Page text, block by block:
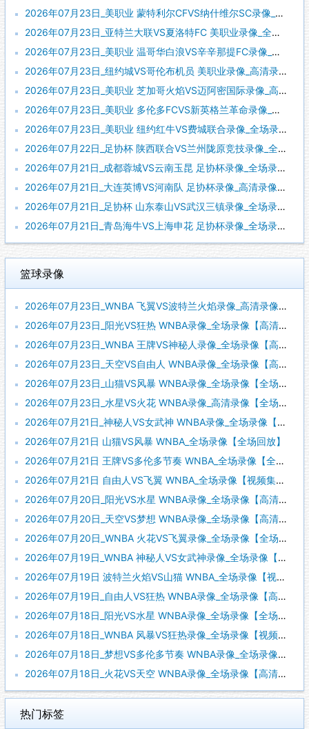
2026年07月23日_美职业 蒙特利尔CFVS纳什维尔SC录像_高清录像【全场回放】
2026年07月23日_亚特兰大联VS夏洛特FC 美职业录像_全场录像【高清回放】
2026年07月23日_美职业 温哥华白浪VS辛辛那提FC录像_高清录像【全场回放】
2026年07月23日_纽约城VS哥伦布机员 美职业录像_高清录像【全场回放】
2026年07月23日_美职业 芝加哥火焰VS迈阿密国际录像_高清录像【全场回放】
2026年07月23日_美职业 多伦多FCVS新英格兰革命录像_高清录像【全场回放】
2026年07月23日_美职业 纽约红牛VS费城联合录像_全场录像【全场回放】
2026年07月22日_足协杯 陕西联合VS兰州陇原竞技录像_全场录像【高清回放】
2026年07月21日_成都蓉城VS云南玉昆 足协杯录像_全场录像【视频集锦】
2026年07月21日_大连英博VS河南队 足协杯录像_高清录像【全场回放】
2026年07月21日_足协杯 山东泰山VS武汉三镇录像_全场录像【全场回放】
2026年07月21日_青岛海牛VS上海申花 足协杯录像_全场录像【全场回放】
篮球录像
2026年07月23日_WNBA 飞翼VS波特兰火焰录像_高清录像【全场回放】
2026年07月23日_阳光VS狂热 WNBA录像_全场录像【高清回放】
2026年07月23日_WNBA 王牌VS神秘人录像_全场录像【高清回放】
2026年07月23日_天空VS自由人 WNBA录像_全场录像【高清回放】
2026年07月23日_山猫VS风暴 WNBA录像_全场录像【全场回放】
2026年07月23日_水星VS火花 WNBA录像_高清录像【全场回放】
2026年07月21日_神秘人VS女武神 WNBA录像_全场录像【视频集锦】
2026年07月21日 山猫VS风暴 WNBA_全场录像【全场回放】
2026年07月21日 王牌VS多伦多节奏 WNBA_全场录像【全场回放】
2026年07月21日 自由人VS飞翼 WNBA_全场录像【视频集锦】
2026年07月20日_阳光VS水星 WNBA录像_全场录像【高清回放】
2026年07月20日_天空VS梦想 WNBA录像_全场录像【高清回放】
2026年07月20日_WNBA 火花VS飞翼录像_全场录像【全场回放】
2026年07月19日_WNBA 神秘人VS女武神录像_全场录像【全场回放】
2026年07月19日 波特兰火焰VS山猫 WNBA_全场录像【视频集锦】
2026年07月19日_自由人VS狂热 WNBA录像_全场录像【高清回放】
2026年07月18日_阳光VS水星 WNBA录像_全场录像【全场回放】
2026年07月18日_WNBA 风暴VS狂热录像_全场录像【视频集锦】
2026年07月18日_梦想VS多伦多节奏 WNBA录像_全场录像【高清回放】
2026年07月18日_火花VS天空 WNBA录像_全场录像【高清回放】
热门标签